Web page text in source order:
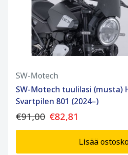
SW-Motech
SW-Motech tuulilasi (musta)
Svartpilen 801 (2024–)
€91,00 €82,81
Lisää